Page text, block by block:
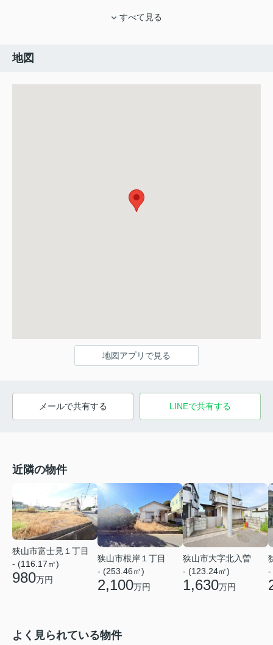
すべて見る
地図
地図アプリで見る
メールで共有する LINEで共有する
近隣の物件
狭山市富士見１丁目
- (116.17㎡)
980万円
狭山市根岸１丁目
- (253.46㎡)
2,100万円
狭山市大字北入曽
- (123.24㎡)
1,630万円
-
よく見られている物件